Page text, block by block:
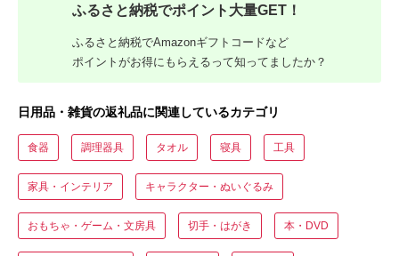
ふるさと納税でポイント大量GET！
ふるさと納税でAmazonギフトコードなど
ポイントがお得にもらえるって知ってましたか？
日用品・雑貨の返礼品に関連しているカテゴリ
食器 調理器具 タオル 寝具 工具
家具・インテリア キャラクター・ぬいぐるみ
おもちゃ・ゲーム・文房具 切手・はがき 本・DVD